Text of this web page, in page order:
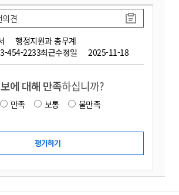
행정지원과 총무계
454-2233최근수정일 2025-11-18
견
에 대해 만족하십니까?
만족 보통
불만족